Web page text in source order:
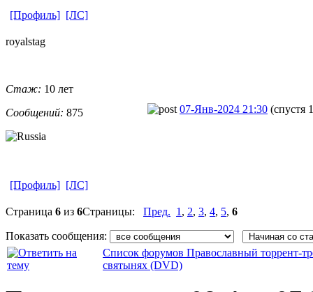
[Профиль] [ЛС]
royalstag
Стаж: 10 лет
Сообщений: 875 07-Янв-2024 21:30 (спустя
[Профиль] [ЛС]
Страница 6 из 6Страницы: Пред. 1 , 2, 3, 4, 5, 6
Показать сообщения:
Список форумов Православный торрент-
святынях (DVD)